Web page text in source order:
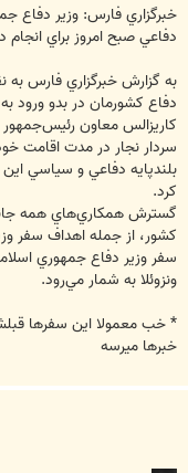
خبرگزاري فارس: وزير دفاع
دفاعي صبح امروز براي انجام
به گزارش خبرگزاري فارس به
دفاع كشورمان در بدو ورود
كاريزالس معاون رئيس‌جمهور
سردار نجار در مدت اقامت خود
بلندپايه دفاعي و سياسي
كرد.
گسترش همكاري‌هاي همه
كشور، از جمله اهداف سفر
سفر وزير دفاع جمهوري
ونزوئلا به شمار مي‌رود.
* خب معمولا اين سفرها
خبرها ميرسه